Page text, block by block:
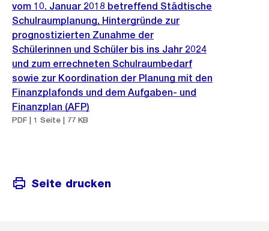
vom 10. Januar 2018 betreffend Städtische
Schulraumplanung, Hintergründe zur
prognostizierten Zunahme der
Schülerinnen und Schüler bis ins Jahr 2024
und zum errechneten Schulraumbedarf
sowie zur Koordination der Planung mit den
Finanzplafonds und dem Aufgaben- und
Finanzplan (AFP)
PDF | 1 Seite | 77 KB
Seite drucken